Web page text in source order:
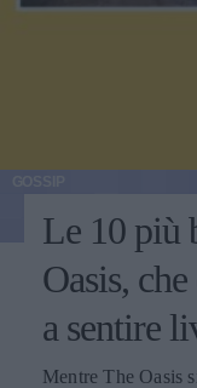
Le 10 più
Oasis,
a sentire
Mentre The Oasis